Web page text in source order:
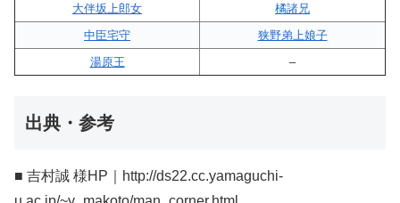
大伴坂上郎女
橘諸兄
中臣宅守
狭野弟上娘子
湯原王
–
出典・参考
■ 吉村誠 様HP｜http://ds22.cc.yamaguchi-